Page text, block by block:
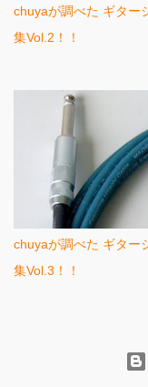
chuyaが調べた ギター
集Vol.2！！
chuyaが調べた ギター
集Vol.3！！